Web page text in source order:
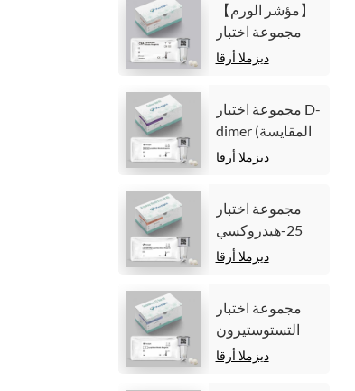
الضوئية
المتجانسة)
【مؤشر الورم】
مجموعة اختبار
مستضد السرطان
الكيميائية الضوئية
المتجانسة)
ديزملا أرقا
مجموعة اختبار D-
dimer (المقايسة
المناعية للتألق
ديزملا أرقا
مجموعة اختبار
25-هيدروكسي
فيتامين د (مقايسة
ديزملا أرقا
مجموعة اختبار
التستوستيرون
(المقايسة المناعية
ديزملا أرقا